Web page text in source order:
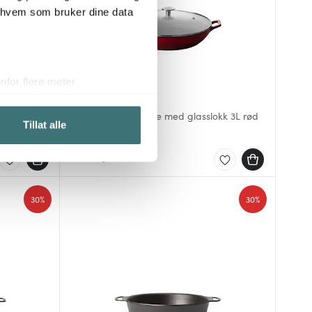
som bruker dine data
flere meter
mediefunksjoner og for å
partnerne våre innen
du har gjort tilgjengelig for
Tillat alle
Stenfors buffetgryte med glasslokk 3L rød
30% 30%